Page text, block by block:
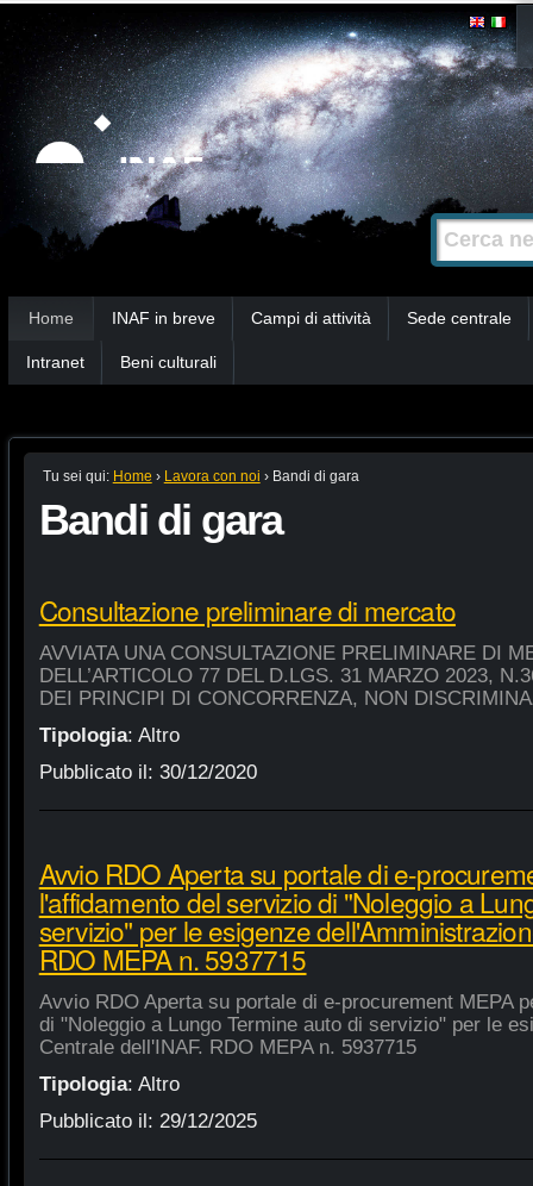
Strumenti
personali
Salta
contenuti.
|
Salta
alla
navigazione
Cerca nel
Ricerca
avanzata…
Home INAF in breve Campi di attività Sede centrale
Intranet Beni culturali
Tu sei qui: Home › Lavora con noi › Bandi di gara
Bandi di gara
Consultazione preliminare di mercato
AVVIATA UNA CONSULTAZIONE PRELIMINARE DI
DELL’ARTICOLO 77 DEL D.LGS. 31 MARZO 2023,
DEI PRINCIPI DI CONCORRENZA, NON
Tipologia: Altro
Pubblicato il: 30/12/2020
Avvio RDO Aperta su portale di e-
l'affidamento del servizio di "Noleggio a
servizio" per le esigenze
RDO MEPA n. 5937715
Avvio RDO Aperta su portale di e-procurement MEPA
di "Noleggio a Lungo Termine auto di servizio" per le
Centrale dell'INAF. RDO MEPA n. 5937715
Tipologia: Altro
Pubblicato il: 29/12/2025